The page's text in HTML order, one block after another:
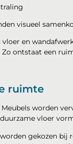
visueel
en
ontstaat een
ruimte
worden
vloer
gekozen bij